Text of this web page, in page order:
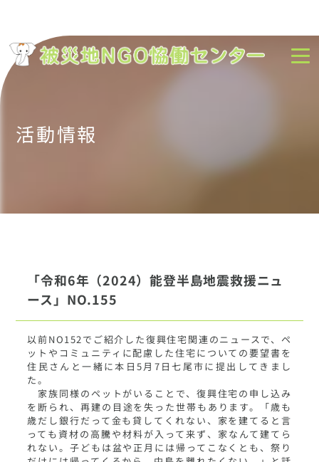
活動情報
「令和6年（2024）能登半島地震救援ニュ
ース」NO.155
以前NO152でご紹介した復興住宅関連のニュースで、ペ
ットやコミュニティに配慮した住宅についての要望書を
住民さんと一緒に本日5月7日七尾市に提出してきまし
た。
家族同様のペットがいることで、復興住宅の申し込み
を断られ、再建の目途を失った世帯もあります。「歳も
歳だし銀行だって金も貸してくれない、家を建てると言
っても資材の高騰や材料が入って来ず、家なんて建てら
れない。子どもは盆や正月には帰ってこなくとも、祭り